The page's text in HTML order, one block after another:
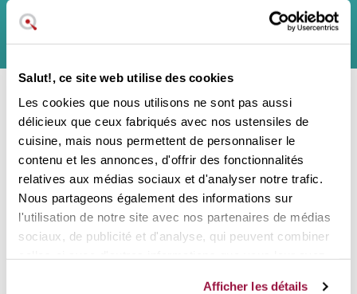
Salut!, ce site web utilise des cookies
Les cookies que nous utilisons ne sont pas aussi
délicieux que ceux fabriqués avec nos ustensiles de
cuisine, mais nous permettent de personnaliser le
contenu et les annonces, d'offrir des fonctionnalités
relatives aux médias sociaux et d'analyser notre trafic.
Nous partageons également des informations sur
l'utilisation de notre site avec nos partenaires de médias
sociaux, de publicité et d'analyse, qui peuvent combiner
Afficher les détails
Il ne s'agit pas d'une lettre d'information commerciale classique et vous
pouvez vous désabonner à tout moment.
En soumettant ce formulaire, j'accepte lesmentions légaleset la
Contactez nous
Bonjour à tous ! Centre d'assistance à la
clientèle
Également dans les réseaux sociaux: